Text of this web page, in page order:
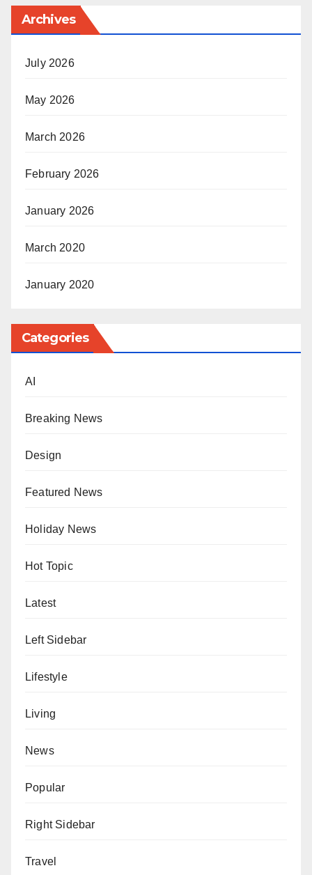
Archives
July 2026
May 2026
March 2026
February 2026
January 2026
March 2020
January 2020
Categories
AI
Breaking News
Design
Featured News
Holiday News
Hot Topic
Latest
Left Sidebar
Lifestyle
Living
News
Popular
Right Sidebar
Travel